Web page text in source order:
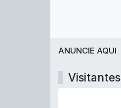
ANUNCIE AQUI
Visitantes